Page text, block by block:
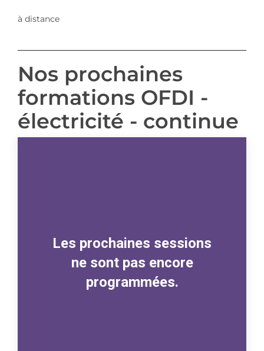
à distance
Nos prochaines
formations OFDI -
électricité - continue
Les prochaines sessions
ne sont pas encore
programmées.